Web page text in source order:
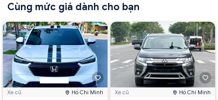
Cùng mức giá dành cho bạn
Xe cũ Hồ Chí Minh Xe cũ Hồ Chí Minh